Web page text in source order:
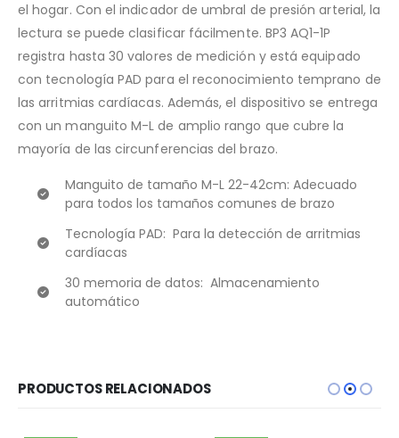
el hogar. Con el indicador de umbral de presión arterial, la
lectura se puede clasificar fácilmente. BP3 AQ1-1P
registra hasta 30 valores de medición y está equipado
con tecnología PAD para el reconocimiento temprano de
las arritmias cardíacas. Además, el dispositivo se entrega
con un manguito M-L de amplio rango que cubre la
mayoría de las circunferencias del brazo.
Manguito de tamaño M-L 22-42cm: Adecuado
para todos los tamaños comunes de brazo
Tecnología PAD: Para la detección de arritmias
cardíacas
30 memoria de datos: Almacenamiento
automático
PRODUCTOS RELACIONADOS